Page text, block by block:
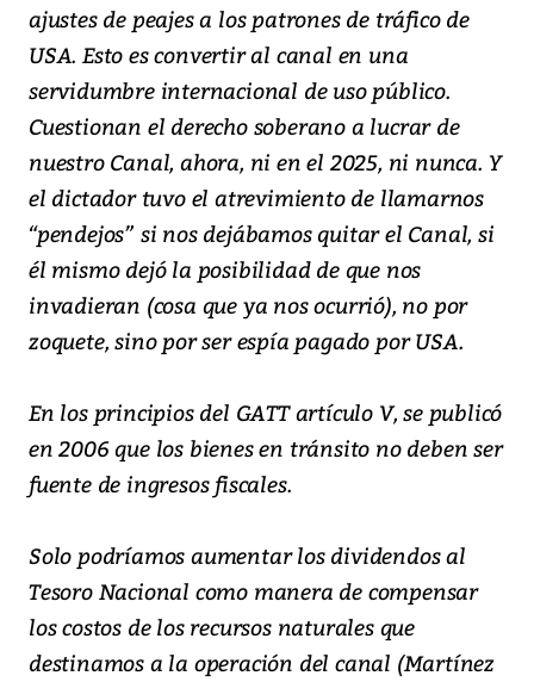
ajustes de peajes a los patrones de tráfico de
USA. Esto es convertir al canal en una
servidumbre internacional de uso público.
Cuestionan el derecho soberano a lucrar de
nuestro Canal, ahora, ni en el 2025, ni nunca. Y
el dictador tuvo el atrevimiento de llamarnos
“pendejos” si nos dejábamos quitar el Canal, si
él mismo dejó la posibilidad de que nos
invadieran (cosa que ya nos ocurrió), no por
zoquete, sino por ser espía pagado por USA.
En los principios del GATT artículo V, se publicó
en 2006 que los bienes en tránsito no deben ser
fuente de ingresos fiscales.
Solo podríamos aumentar los dividendos al
Tesoro Nacional como manera de compensar
los costos de los recursos naturales que
destinamos a la operación del canal (Martínez